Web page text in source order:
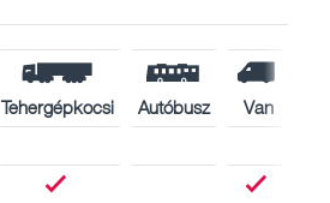
Tehergépkocsi Autóbusz
Van